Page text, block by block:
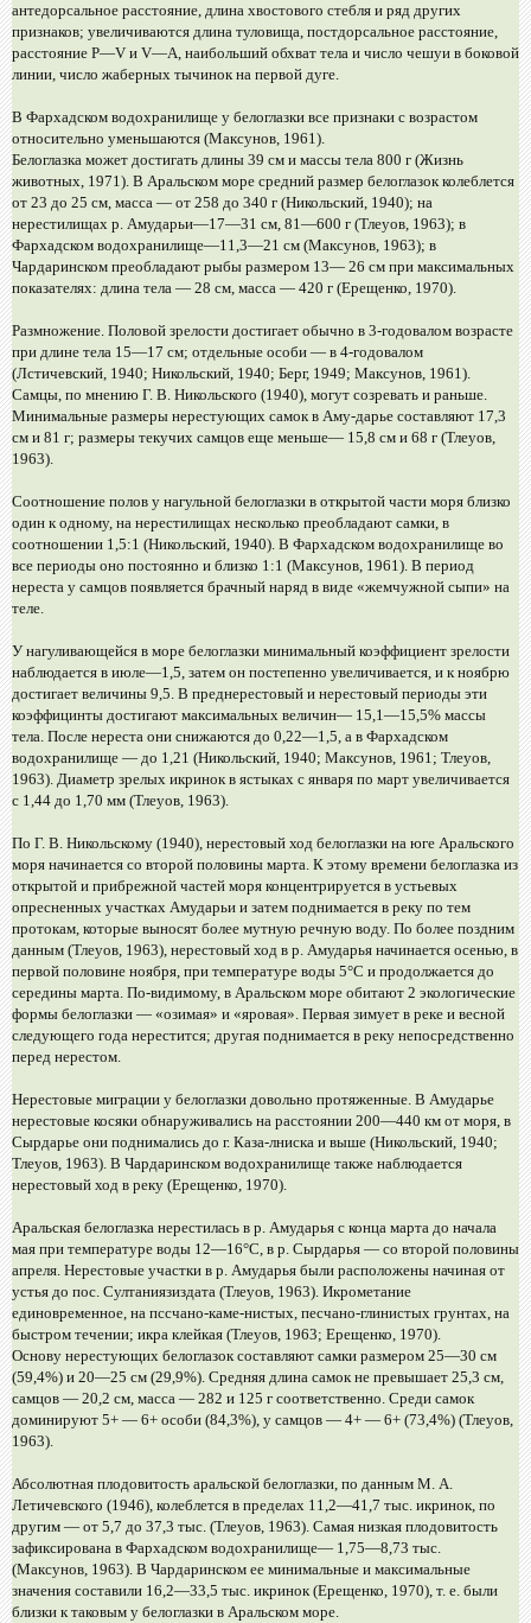
антедорсальное расстояние, длина хвостового стебля и ряд других
признаков; увеличиваются длина туловища, постдорсальное расстояние,
расстояние Р—V и V—А, наибольший обхват тела и число чешуи в боковой
линии, число жаберных тычинок на первой дуге.
В Фархадском водохранилище у белоглазки все признаки с возрастом
относительно уменьшаются (Максунов, 1961).
Белоглазка может достигать длины 39 см и массы тела 800 г (Жизнь
животных, 1971). В Аральском море средний размер белоглазок колеблется
от 23 до 25 см, масса — от 258 до 340 г (Никольский, 1940); на
нерестилищах р. Амударьи—17—31 см, 81—600 г (Тлеуов, 1963); в
Фархадском водохранилище—11,3—21 см (Максунов, 1963); в
Чардаринском преобладают рыбы размером 13— 26 см при максимальных
показателях: длина тела — 28 см, масса — 420 г (Ерещенко, 1970).
Размножение. Половой зрелости достигает обычно в 3-годовалом возрасте
при длине тела 15—17 см; отдельные особи — в 4-годовалом
(Лстичевский, 1940; Никольский, 1940; Берг, 1949; Максунов, 1961).
Самцы, по мнению Г. В. Никольского (1940), могут созревать и раньше.
Минимальные размеры нерестующих самок в Аму-дарье составляют 17,3
см и 81 г; размеры текучих самцов еще меньше— 15,8 см и 68 г (Тлеуов,
1963).
Соотношение полов у нагульной белоглазки в открытой части моря близко
один к одному, на нерестилищах несколько преобладают самки, в
соотношении 1,5:1 (Никольский, 1940). В Фархадском водохранилище во
все периоды оно постоянно и близко 1:1 (Максунов, 1961). В период
нереста у самцов появляется брачный наряд в виде «жемчужной сыпи» на
теле.
У нагуливающейся в море белоглазки минимальный коэффициент зрелости
наблюдается в июле—1,5, затем он постепенно увеличивается, и к ноябрю
достигает величины 9,5. В преднерестовый и нерестовый периоды эти
коэффицинты достигают максимальных величин— 15,1—15,5% массы
тела. После нереста они снижаются до 0,22—1,5, а в Фархадском
водохранилище — до 1,21 (Никольский, 1940; Максунов, 1961; Тлеуов,
1963). Диаметр зрелых икринок в ястыках с января по март увеличивается
с 1,44 до 1,70 мм (Тлеуов, 1963).
По Г. В. Никольскому (1940), нерестовый ход белоглазки на юге Аральского
моря начинается со второй половины марта. К этому времени белоглазка из
открытой и прибрежной частей моря концентрируется в устьевых
опресненных участках Амударьи и затем поднимается в реку по тем
протокам, которые выносят более мутную речную воду. По более поздним
данным (Тлеуов, 1963), нерестовый ход в р. Амударья начинается осенью, в
первой половине ноября, при температуре воды 5°С и продолжается до
середины марта. По-видимому, в Аральском море обитают 2 экологические
формы белоглазки — «озимая» и «яровая». Первая зимует в реке и весной
следующего года нерестится; другая поднимается в реку непосредственно
перед нерестом.
Нерестовые миграции у белоглазки довольно протяженные. В Амударье
нерестовые косяки обнаруживались на расстоянии 200—440 км от моря, в
Сырдарье они поднимались до г. Каза-лниска и выше (Никольский, 1940;
Тлеуов, 1963). В Чардаринском водохранилище также наблюдается
нерестовый ход в реку (Ерещенко, 1970).
Аральская белоглазка нерестилась в р. Амударья с конца марта до начала
мая при температуре воды 12—16°С, в р. Сырдарья — со второй половины
апреля. Нерестовые участки в р. Амударья были расположены начиная от
устья до пос. Султаниязиздата (Тлеуов, 1963). Икрометание
единовременное, на пссчано-каме-нистых, песчано-глинистых грунтах, на
быстром течении; икра клейкая (Тлеуов, 1963; Ерещенко, 1970).
Основу нерестующих белоглазок составляют самки размером 25—30 см
(59,4%) и 20—25 см (29,9%). Средняя длина самок не превышает 25,3 см,
самцов — 20,2 см, масса — 282 и 125 г соответственно. Среди самок
доминируют 5+ — 6+ особи (84,3%), у самцов — 4+ — 6+ (73,4%) (Тлеуов,
1963).
Абсолютная плодовитость аральской белоглазки, по данным М. А.
Летичевского (1946), колеблется в пределах 11,2—41,7 тыс. икринок, по
другим — от 5,7 до 37,3 тыс. (Тлеуов, 1963). Самая низкая плодовитость
зафиксирована в Фархадском водохранилище— 1,75—8,73 тыс.
(Максунов, 1963). В Чардаринском ее минимальные и максимальные
значения составили 16,2—33,5 тыс. икринок (Ерещенко, 1970), т. е. были
близки к таковым у белоглазки в Аральском море.